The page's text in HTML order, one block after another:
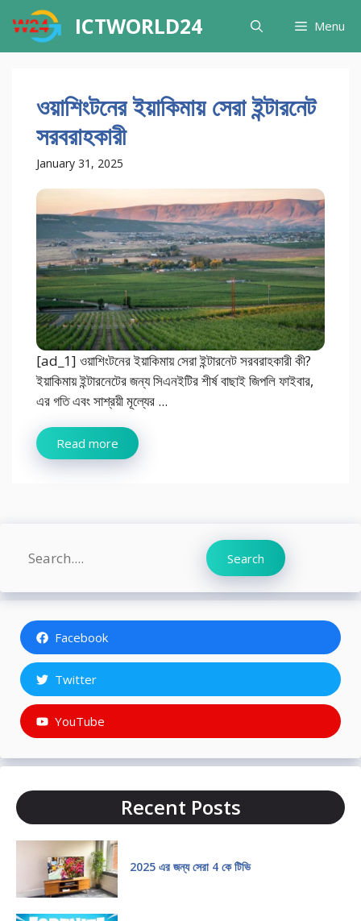
content
ICTWORLD24 Menu
ওয়াশিংটনের ইয়াকিমায় সেরা ইন্টারনেট
সরবরাহকারী
January 31, 2025
[ad_1] ওয়াশিংটনের ইয়াকিমায় সেরা ইন্টারনেট সরবরাহকারী কী?
ইয়াকিমায় ইন্টারনেটের জন্য সিএনইটির শীর্ষ বাছাই জিপলি ফাইবার,
এর গতি এবং সাশ্রয়ী মূল্যের ...
Read more
Search Search
Facebook
Twitter
YouTube
Recent Posts
2025 এর জন্য সেরা 4 কে টিভি